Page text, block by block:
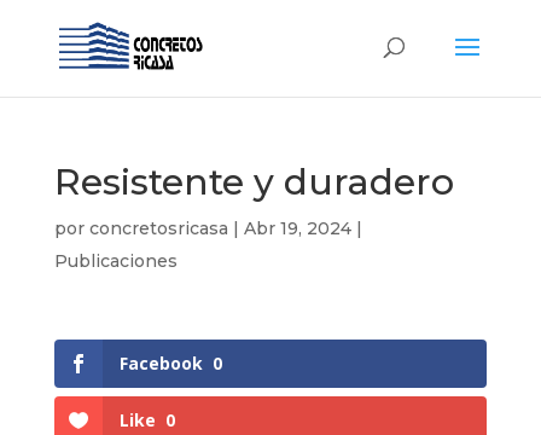
Resistente y duradero
por concretosricasa | Abr 19, 2024|
Publicaciones
Facebook 0
Like 0